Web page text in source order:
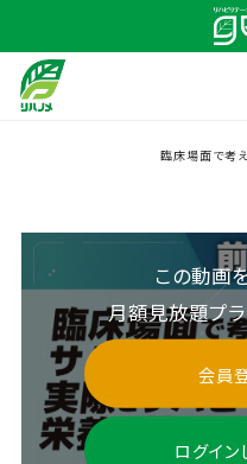
臨床場面で考
この動画
月額見放題プラ
会員
ログイン